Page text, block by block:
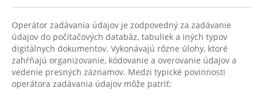
Operátor zadávania údajov je zodpovedný za zadávanie
údajov do počítačových databáz, tabuliek a iných typov
digitálnych dokumentov. Vykonávajú rôzne úlohy, ktoré
zahŕňajú organizovanie, kódovanie a overovanie údajov a
vedenie presných záznamov. Medzi typické povinnosti
operátora zadávania údajov môže patriť: